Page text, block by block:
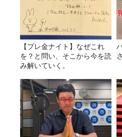
【プレ金ナイト】なぜこれ
を？と問い、そこから今を読
み解いていく。